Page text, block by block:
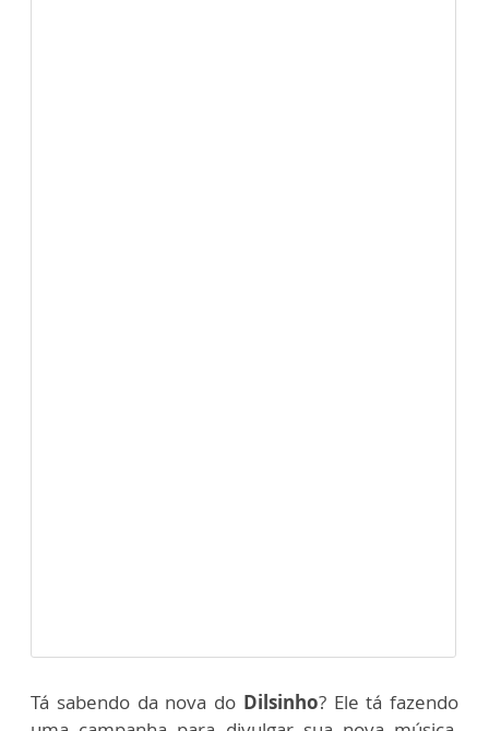
Tá sabendo da nova do Dilsinho? Ele tá fazendo